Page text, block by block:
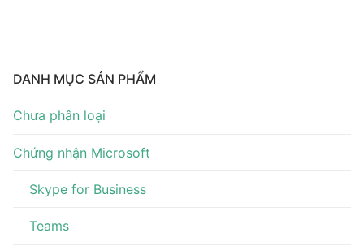
DANH MỤC SẢN PHẨM
Chưa phân loại
Chứng nhận Microsoft
Skype for Business
Teams